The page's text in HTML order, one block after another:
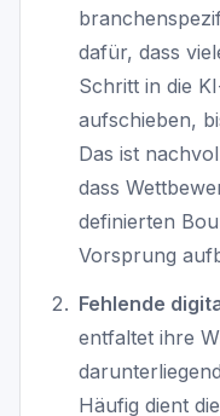
dafür, dass
Schritt in die
aufschieben,
Das ist
dass
definierten
Vorsprung
Fehlende
entfaltet ihre
Häufig dient